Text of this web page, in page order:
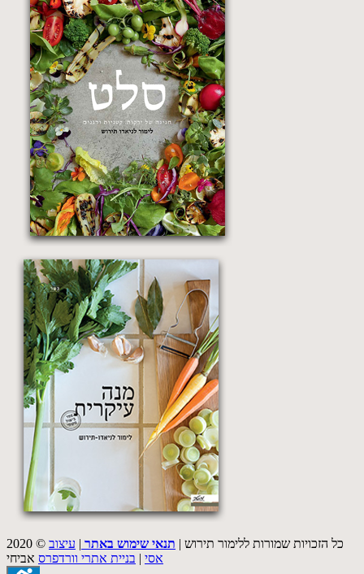
2020 © כל הזכויות שמורות ללימור תירוש | תנאי שימוש באתר | עיצוב
אסי | בניית אתרי וורדפרס אביחי